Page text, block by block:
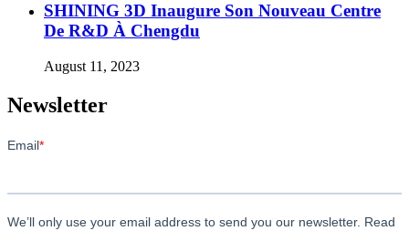
SHINING 3D Inaugure Son Nouveau Centre
De R&D À Chengdu
August 11, 2023
Newsletter